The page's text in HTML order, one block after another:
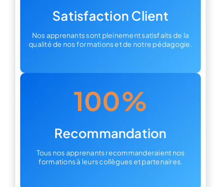
Satisfaction Client
Nos apprenants sont pleinement satisfaits de la
qualité de nos formations et de notre pédagogie.
100%
Recommandation
Tous nos apprenants recommanderaient nos
formations à leurs collègues et partenaires.